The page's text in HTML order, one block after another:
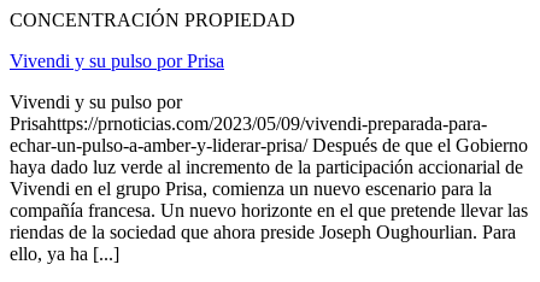
CONCENTRACIÓN PROPIEDAD
Vivendi y su pulso por Prisa
Vivendi y su pulso por
Prisahttps://prnoticias.com/2023/05/09/vivendi-preparada-para-
echar-un-pulso-a-amber-y-liderar-prisa/ Después de que el Gobierno
haya dado luz verde al incremento de la participación accionarial de
Vivendi en el grupo Prisa, comienza un nuevo escenario para la
compañía francesa. Un nuevo horizonte en el que pretende llevar las
riendas de la sociedad que ahora preside Joseph Oughourlian. Para
ello, ya ha [...]